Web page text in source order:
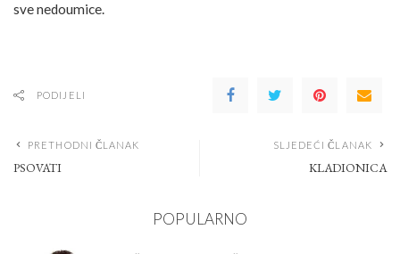
sve nedoumice.
PODIJELI
PRETHODNI ČLANAK
PSOVATI
SLJEDEĆI ČLANAK
KLADIONICA
POPULARNO